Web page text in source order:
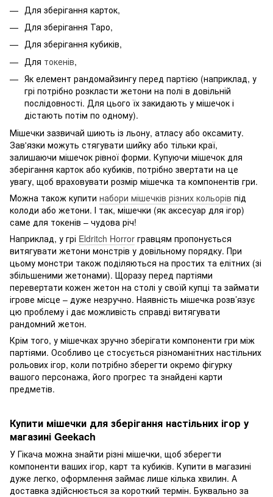
Для зберігання карток,
Для зберігання Таро,
Для зберігання кубиків,
Для токенів,
Як елемент рандомайзингу перед партією (наприклад, у
грі потрібно розкласти жетони на полі в довільній
послідовності. Для цього їх закидають у мішечок і
дістають потім по одному).
Мішечки зазвичай шиють із льону, атласу або оксамиту.
Зав'язки можуть стягувати шийку або тільки краї,
залишаючи мішечок рівної форми. Купуючи мішечок для
зберігання карток або кубиків, потрібно звертати на це
увагу, щоб враховувати розмір мішечка та компонентів гри.
Можна також купити набори мішечків різних кольорів під
колоди або жетони. І так, мішечки (як аксесуар для ігор)
саме для токенів – чудова річ!
Наприклад, у грі Eldritch Horror гравцям пропонується
витягувати жетони монстрів у довільному порядку. При
цьому монстри також поділяються на простих та елітних (зі
збільшеними жетонами). Щоразу перед партіями
перевертати кожен жетон на столі у своїй купці та займати
ігрове місце – дуже незручно. Наявність мішечка розв’язує
цю проблему і дає можливість справді витягувати
рандомний жетон.
Крім того, у мішечках зручно зберігати компоненти гри між
партіями. Особливо це стосується різноманітних настільних
рольових ігор, коли потрібно зберегти окремо фігурку
вашого персонажа, його прогрес та знайдені карти
предметів.
Купити мішечки для зберігання настільних ігор у
магазині Geekach
У Гікача можна знайти різні мішечки, щоб зберегти
компоненти ваших ігор, карт та кубиків. Купити в магазині
дуже легко, оформлення займає лише кілька хвилин. А
доставка здійснюється за короткий термін. Буквально за